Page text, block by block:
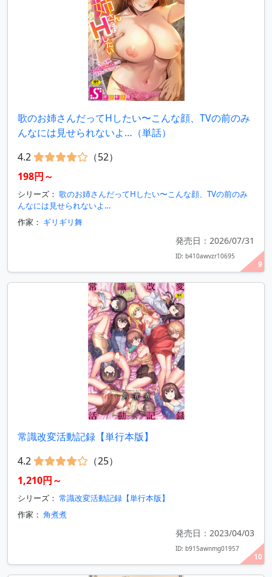
9
歌のお姉さんだってHしたい〜こんな顔、TVの前のみ
んなには見せられないよ…（単話）
4.2
（52）
198円～
シリーズ： 歌のお姉さんだってHしたい〜こんな顔、TVの前のみ
んなには見せられないよ…
作家： ギリギリ舞
発売日：2026/07/31
ID: b410awvzr10695
10
常識改変活動記録【単行本版】
4.2
（25）
1,210円～
シリーズ： 常識改変活動記録【単行本版】
作家： 角煮煮
発売日：2023/04/03
ID: b915awnmg01957